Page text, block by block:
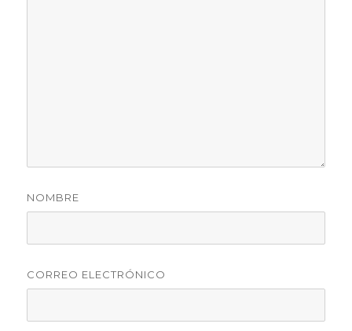
NOMBRE
CORREO ELECTRÓNICO